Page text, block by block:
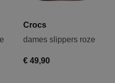
Crocs
dames slippers roze
€ 49,90